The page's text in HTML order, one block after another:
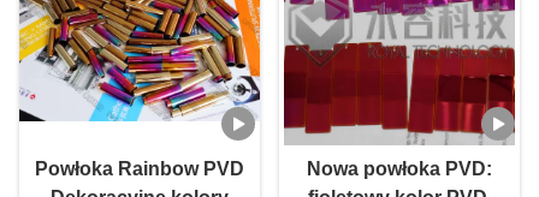
Powłoka Rainbow PVD
Nowa powłoka PVD: